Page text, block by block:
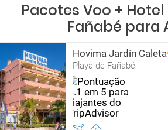
Pacotes Voo +
Fañabé para
Hovima Jardín Caleta
Playa de Fañabé